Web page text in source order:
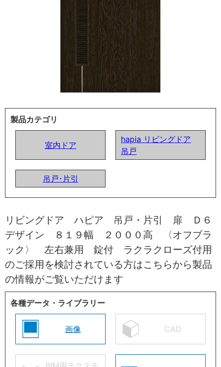
製品カテゴリ
室内ドア
hapia リビングドア
吊戸
吊戸･片引
リビングドア ハピア 吊戸・片引 扉 Ｄ６
デザイン ８１９幅 ２０００高 〈オフブラ
ック〉 左右兼用 錠付 ラクラクローズ付用
のご採用を検討されている方はこちらから製品
の情報がご覧いただけます
各種データ・ライブラリー
画像 CAD